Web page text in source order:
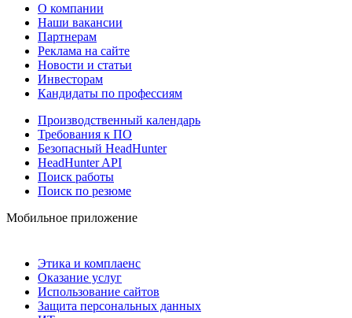
О компании
Наши вакансии
Партнерам
Реклама на сайте
Новости и статьи
Инвесторам
Кандидаты по профессиям
Производственный календарь
Требования к ПО
Безопасный HeadHunter
HeadHunter API
Поиск работы
Поиск по резюме
Мобильное приложение
Этика и комплаенс
Оказание услуг
Использование сайтов
Защита персональных данных